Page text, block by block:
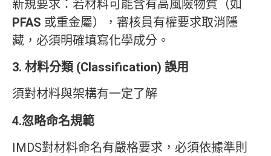
新規要求：若材料可能含有高風險物質（如
PFAS 或重金屬），審核員有權要求取消隱
藏，必須明確填寫化學成分。
3. 材料分類 (Classification) 誤用
須對材料與架構有一定了解
4.忽略命名規範
IMDS對材料命名有嚴格要求，必須依據準則